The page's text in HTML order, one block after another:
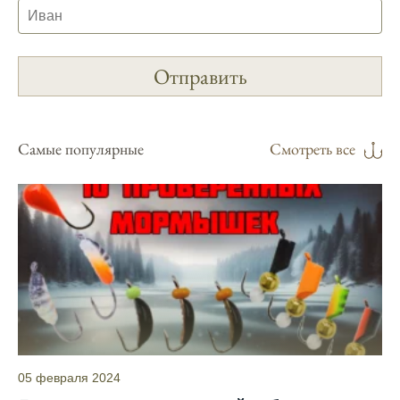
условия и фазы луны, что делает его
отправиться на рыбалку.
Подробный прогноз клева помогает мне
выбирать лучшие дни для рыбалки в
Москве и области.
С приложением можно получить прогноз
клева на ближайшие сутки.
Узнайте, какие факторы влияют на
активность рыбы и как их учитывать в
прогнозе клева.
Самые популярные Смотреть все
05 февраля 2024